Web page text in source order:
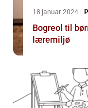
18 januar 2024
Bogreol til
læremiljø